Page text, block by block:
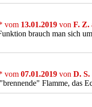
vom 13.01.2019 von F. Z.
brauch man sich
vom 07.01.2019 von D. S.
Flamme, das